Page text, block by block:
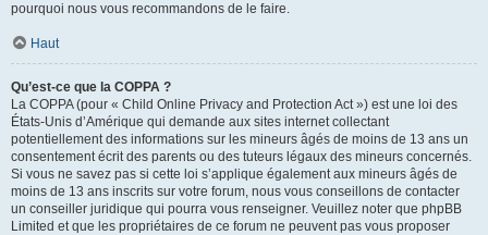
pourquoi nous vous recommandons de le faire.
Haut
Qu’est-ce que la COPPA ?
La COPPA (pour « Child Online Privacy and Protection Act ») est une loi des
États-Unis d’Amérique qui demande aux sites internet collectant
potentiellement des informations sur les mineurs âgés de moins de 13 ans un
consentement écrit des parents ou des tuteurs légaux des mineurs concernés.
Si vous ne savez pas si cette loi s’applique également aux mineurs âgés de
moins de 13 ans inscrits sur votre forum, nous vous conseillons de contacter
un conseiller juridique qui pourra vous renseigner. Veuillez noter que phpBB
Limited et que les propriétaires de ce forum ne peuvent pas vous proposer